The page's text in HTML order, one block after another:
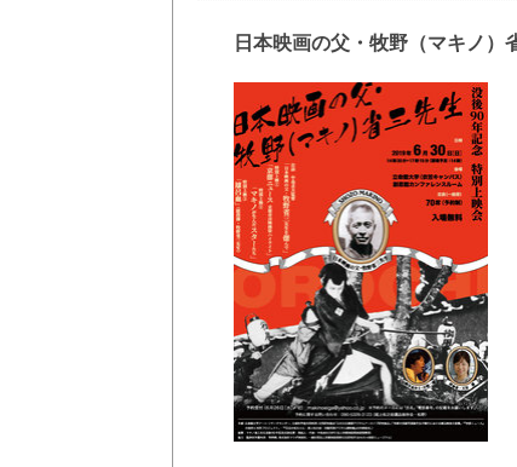
日本映画の父・牧野（マキノ